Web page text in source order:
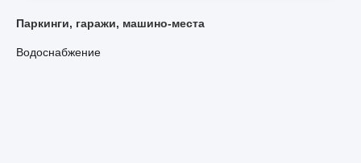
Паркинги, гаражи, машино-места
Водоснабжение